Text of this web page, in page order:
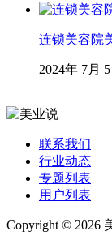
连锁美容院
2024年 7月 5
联系我们
行业动态
专题列表
用户列表
Copyright © 2026